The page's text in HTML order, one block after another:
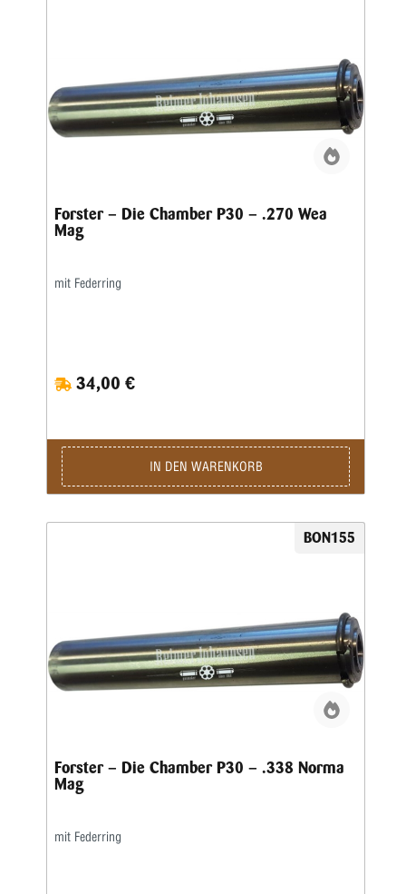
Forster – Die Chamber P30 – .270 Wea
Mag
mit Federring
34,00 €
IN DEN WARENKORB
BON155
Forster – Die Chamber P30 – .338 Norma
Mag
mit Federring